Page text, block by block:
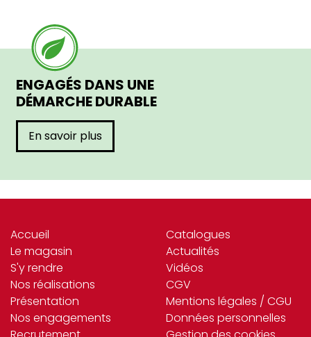
ENGAGÉS DANS UNE
DÉMARCHE DURABLE
En savoir plus
Accueil
Le magasin
S'y rendre
Nos réalisations
Présentation
Nos engagements
Catalogues
Actualités
Vidéos
CGV
Mentions légales / CGU
Données personnelles